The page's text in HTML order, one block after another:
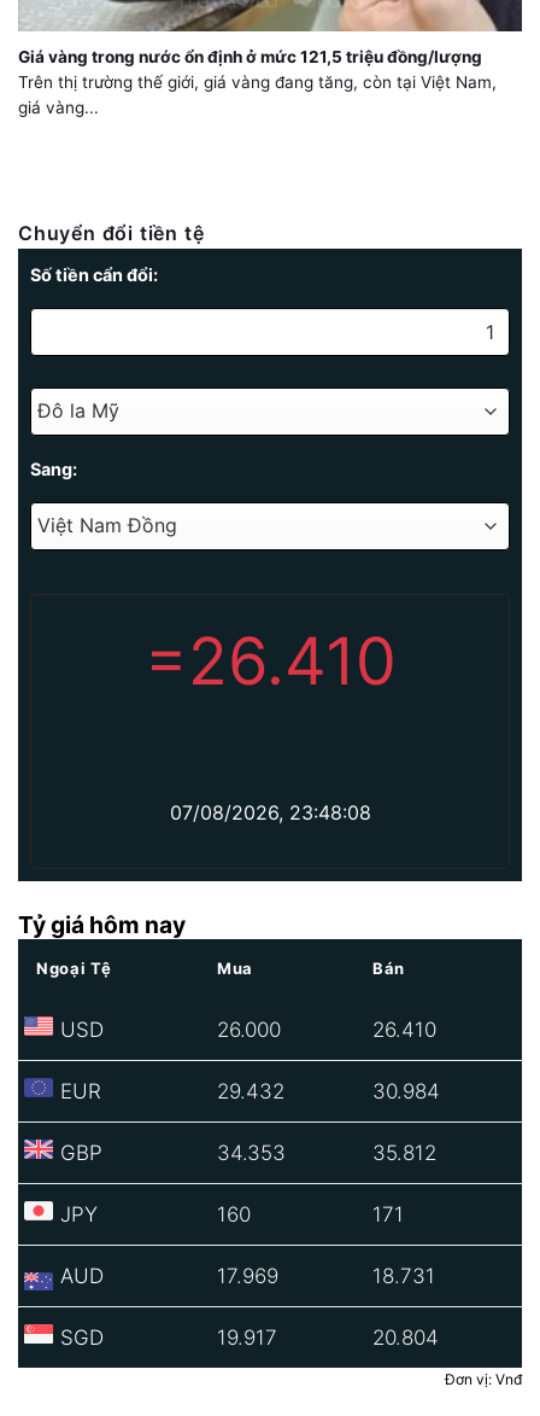
Giá vàng trong nước ổn định ở mức 121,5 triệu đồng/lượng
Trên thị trường thế giới, giá vàng đang tăng, còn tại Việt Nam,
giá vàng...
Chuyển đổi tiền tệ
Số tiền cẩn đổi:
Sang:
=26.410
07/08/2026, 23:48:08
Tỷ giá hôm nay
Ngoại Tệ Mua Bán
USD 26.000 26.410
EUR 29.432 30.984
GBP 34.353 35.812
JPY 160 171
AUD 17.969 18.731
SGD 19.917 20.804
Đơn vị: Vnđ